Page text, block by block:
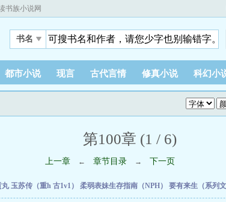
书族小说网
书名
都市小说 现言 古代言情 修真小说 科幻小
第100章 (1 / 6)
上一章 ← 章节目录 → 下一页
丸 玉苏传（重h 古1v1） 柔弱表妹生存指南（NPH） 要有来生（系列